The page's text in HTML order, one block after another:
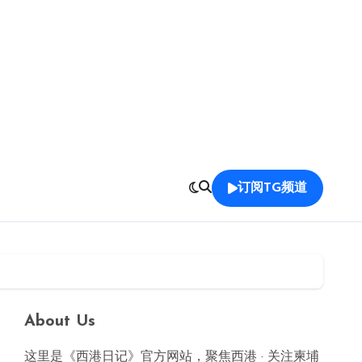
订阅TG频道
About Us
这里是《西港日记》官方网站，聚焦西港 · 关注柬埔